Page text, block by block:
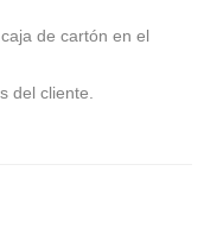
de cartón en el
del cliente.